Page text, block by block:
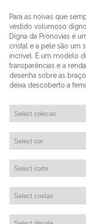
Para as noivas que
vestido volumoso
Digna da Pronovias é
cristal e a pele são um
incrível. É um modelo
transparências e a
desenha sobre as
deixa descoberto a